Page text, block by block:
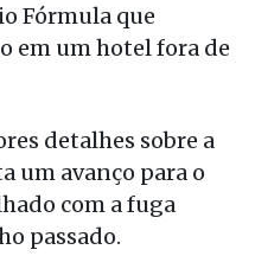
Fórmula que
em um hotel fora de
detalhes sobre a
um avanço para o
com a fuga
passado.